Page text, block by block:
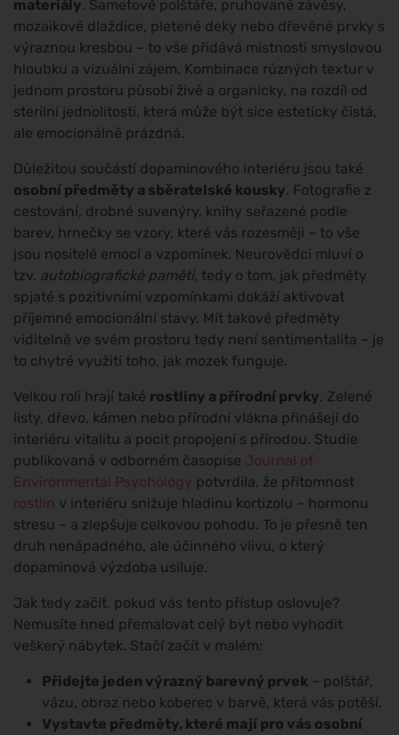
materiály. Sametové polštáře, pruhované závěsy,
mozaikové dlaždice, pletené deky nebo dřevěné prvky s
výraznou kresbou – to vše přidává místnosti smyslovou
hloubku a vizuální zájem. Kombinace různých textur v
jednom prostoru působí živě a organicky, na rozdíl od
sterilní jednolitosti, která může být sice esteticky čistá,
ale emocionálně prázdná.
Důležitou součástí dopaminového interiéru jsou také
osobní předměty a sběratelské kousky. Fotografie z
cestování, drobné suvenýry, knihy seřazené podle
barev, hrnečky se vzory, které vás rozesmějí – to vše
jsou nositelé emocí a vzpomínek. Neurovědci mluví o
tzv. autobiografické paměti, tedy o tom, jak předměty
spjaté s pozitivními vzpomínkami dokáží aktivovat
příjemné emocionální stavy. Mít takové předměty
viditelně ve svém prostoru tedy není sentimentalita – je
to chytré využití toho, jak mozek funguje.
Velkou roli hrají také rostliny a přírodní prvky. Zelené
listy, dřevo, kámen nebo přírodní vlákna přinášejí do
interiéru vitalitu a pocit propojení s přírodou. Studie
publikovaná v odborném časopise Journal of
Environmental Psychology potvrdila, že přítomnost
rostlin v interiéru snižuje hladinu kortizolu – hormonu
stresu – a zlepšuje celkovou pohodu. To je přesně ten
druh nenápadného, ale účinného vlivu, o který
dopaminová výzdoba usiluje.
Jak tedy začít, pokud vás tento přístup oslovuje?
Nemusíte hned přemalovat celý byt nebo vyhodit
veškerý nábytek. Stačí začít v malém:
Přidejte jeden výrazný barevný prvek – polštář,
vázu, obraz nebo koberec v barvě, která vás potěší.
Vystavte předměty, které mají pro vás osobní